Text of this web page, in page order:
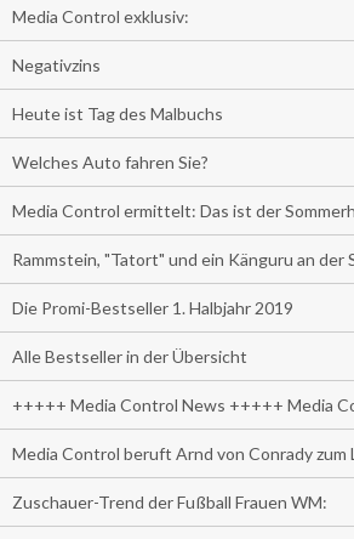
Media Control exklusiv:
Negativzins
Heute ist Tag des Malbuchs
Welches Auto fahren Sie?
Media Control ermittelt: Das ist der
Rammstein, "Tatort" und ein Känguru an der
Die Promi-Bestseller 1. Halbjahr 2019
Alle Bestseller in der Übersicht
+++++ Media Control News +++++ Media
Media Control beruft Arnd von Conrady zum
Zuschauer-Trend der Fußball Frauen WM: